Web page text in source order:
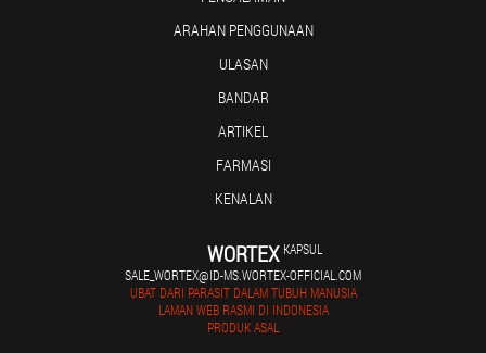
ARAHAN PENGGUNAAN
ULASAN
BANDAR
ARTIKEL
FARMASI
KENALAN
WORTEX KAPSUL
SALE_WORTEX@ID-MS.WORTEX-OFFICIAL.COM
UBAT DARI PARASIT DALAM TUBUH MANUSIA
LAMAN WEB RASMI DI INDONESIA
PRODUK ASAL